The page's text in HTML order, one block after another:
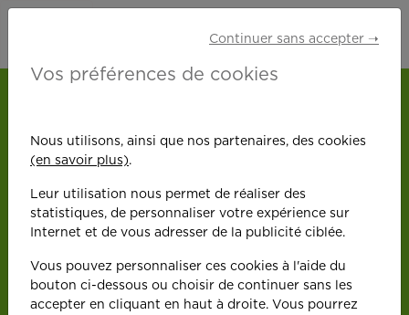
AUXILIAIRE DE VIE (H/F)
Retour
Auxiliaire
de vie
Rouffiac
-Tolosan
Continuer sans accepter ➝
Vos préférences de cookies
Nous utilisons, ainsi que nos partenaires, des cookies
(en savoir plus).
Leur utilisation nous permet de réaliser des
statistiques, de personnaliser votre expérience sur
Internet et de vous adresser de la publicité ciblée.
Vous pouvez personnaliser ces cookies à l'aide du
bouton ci-dessous ou choisir de continuer sans les
accepter en cliquant en haut à droite. Vous pourrez